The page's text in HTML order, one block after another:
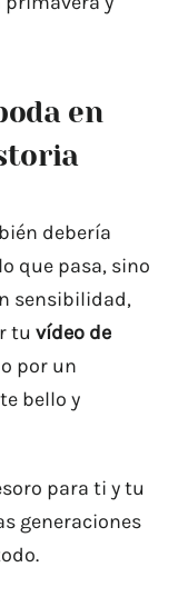
en
debería
que pasa, sino
sensibilidad,
tu vídeo de
por un
bello y
para ti y tu
generaciones